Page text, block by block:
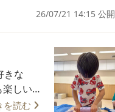
談にい
います
まるで
🌈─
のお
支援を
26/07/21 14:15 公開
きな
前にう
を読む